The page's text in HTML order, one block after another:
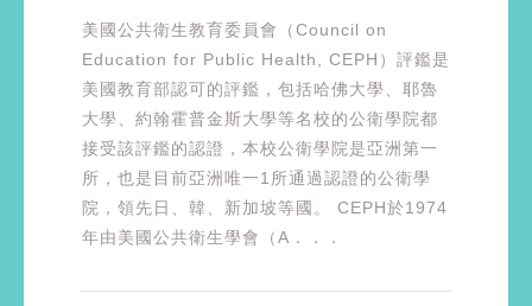
美國公共衛生教育委員會（Council on
Education for Public Health, CEPH）評鑑是
美國教育部認可的評鑑，包括哈佛大學、耶魯
大學、約翰霍普金斯大學等名校的公衛學院都
接受該評鑑的認證，本校公衛學院是亞洲第一
所，也是目前亞洲唯一1所通過認證的公衛學
院，領先日、韓、新加坡等國。 CEPH於1974
年由美國公共衛生學會（A．．．